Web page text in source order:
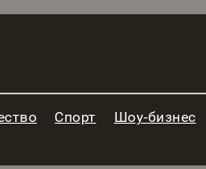
Спорт Шоу-бизнес